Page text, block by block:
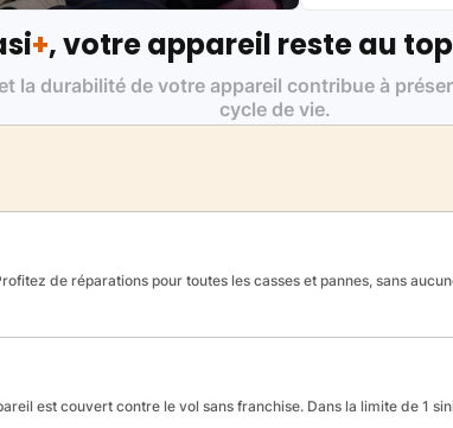
+, votre appareil reste au
la durabilité de votre appareil contribue à
cycle de vie.
de réparations pour toutes les casses et pannes, sans
est couvert contre le vol sans franchise. Dans la limite de 1